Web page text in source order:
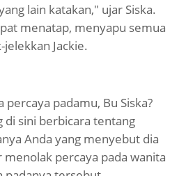
lain katakan," ujar Siska.
menatap, menyapu semua
Jackie.
percaya padamu, Bu Siska?
di sini berbicara tentang
Anda yang menyebut dia
menolak percaya pada wanita